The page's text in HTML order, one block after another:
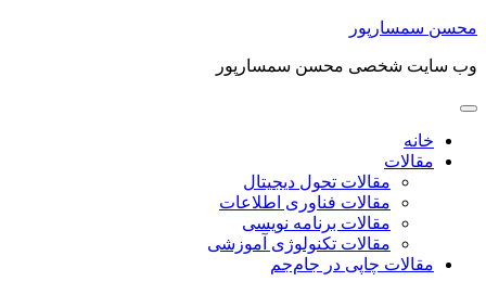
محسن سمسارپور
وب سایت شخصی محسن سمسارپور
خانه
مقالات
مقالات تحول دیجیتال
مقالات فناوری اطلاعات
مقالات برنامه نویسی
مقالات تکنولوژی آموزشی
مقالات چاپی در جام‌جم